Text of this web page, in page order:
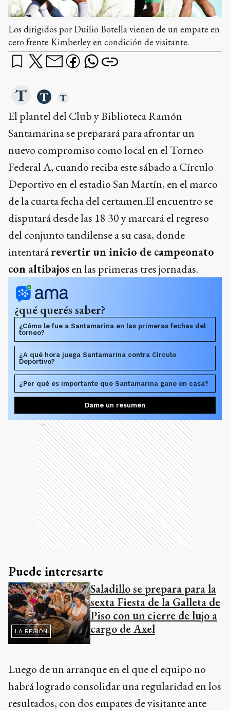
Los dirigidos por Duilio Botella vienen de un empate en
cero frente Kimberley en condición de visitante.
El plantel del Club y Biblioteca Ramón
Santamarina se preparará para afrontar un
nuevo compromiso como local en el Torneo
Federal A, cuando reciba este sábado a Círculo
Deportivo en el estadio San Martín, en el marco
de la cuarta fecha del certamen.El encuentro se
disputará desde las 18 30 y marcará el regreso
del conjunto tandilense a su casa, donde
intentarárevertir un inicio de campeonato
con altibajos en las primeras tres jornadas.
¿qué querés saber?
¿Cómo le fue a Santamarina en las primeras fechas del
torneo?
¿A qué hora juega Santamarina contra Círculo
Deportivo?
¿Por qué es importante que Santamarina gane en casa?
Dame un resumen
Ads
Puede interesarte
LA REGIÓN
Saladillo se prepara para la
sexta Fiesta de la Galleta de
Piso con un cierre de lujo a
cargo de Axel
Luego de un arranque en el que el equipo no
habrá logrado consolidar una regularidad en los
resultados, con dos empates de visitante ante